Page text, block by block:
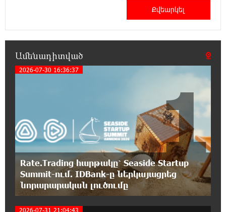
իշխանություններին էլ ոչինչ չի
6:32:20 6-08-2026
Նոր պարտքեր են ներգրավում ճեղքերը
փակելու համար. «Փաստ»
Անհավասարակշռության և նոր
կախվածության վտանգները. «Փաստ»
0:57:28 6-08-2026
Ես հավատում եմ, որ «Արարարտ-
Արմենիան» ունակ է անցնել որակավորման
վերջին փուլ. Բերեզովսկի
Ամենադիտված
2026-07-30 16:36:37
Rate.Trading հարթակը՝ Seaside Startup
Summit-ում. IDBank-ը ներկայացրեց
նորարարական լուծումը
1
2026-07-31 21:04:43